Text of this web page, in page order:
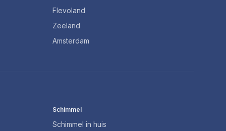
Flevoland
Zeeland
Amsterdam
Schimmel
Schimmel in huis